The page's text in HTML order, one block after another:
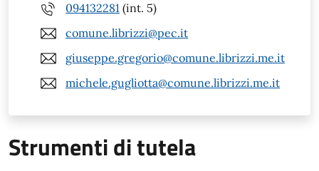
094132281 (int. 5)
comune.librizzi@pec.it
giuseppe.gregorio@comune.librizzi.me.it
michele.gugliotta@comune.librizzi.me.it
Strumenti di tutela